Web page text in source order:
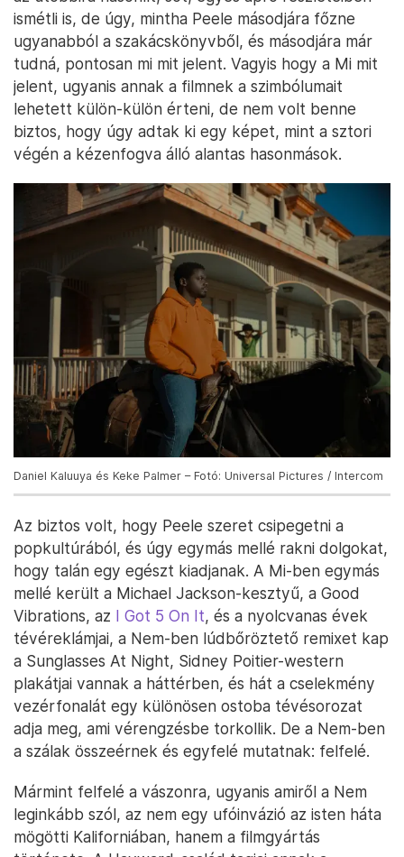
ismétli is, de úgy, mintha Peele másodjára főzne
ugyanabból a szakácskönyvből, és másodjára már
tudná, pontosan mi mit jelent. Vagyis hogy a Mi mit
jelent, ugyanis annak a filmnek a szimbólumait
lehetett külön-külön érteni, de nem volt benne
biztos, hogy úgy adtak ki egy képet, mint a sztori
végén a kézenfogva álló alantas hasonmások.
Daniel Kaluuya és Keke Palmer – Fotó: Universal Pictures / Intercom
Az biztos volt, hogy Peele szeret csipegetni a
popkultúrából, és úgy egymás mellé rakni dolgokat,
hogy talán egy egészt kiadjanak. A Mi-ben egymás
mellé került a Michael Jackson-kesztyű, a Good
Vibrations, az I Got 5 On It, és a nyolcvanas évek
tévéreklámjai, a Nem-ben lúdbőröztető remixet kap
a Sunglasses At Night, Sidney Poitier-western
plakátjai vannak a háttérben, és hát a cselekmény
vezérfonalát egy különösen ostoba tévésorozat
adja meg, ami vérengzésbe torkollik. De a Nem-ben
a szálak összeérnek és egyfelé mutatnak: felfelé.
Mármint felfelé a vászonra, ugyanis amiről a Nem
leginkább szól, az nem egy ufóinvázió az isten háta
mögötti Kaliforniában, hanem a filmgyártás